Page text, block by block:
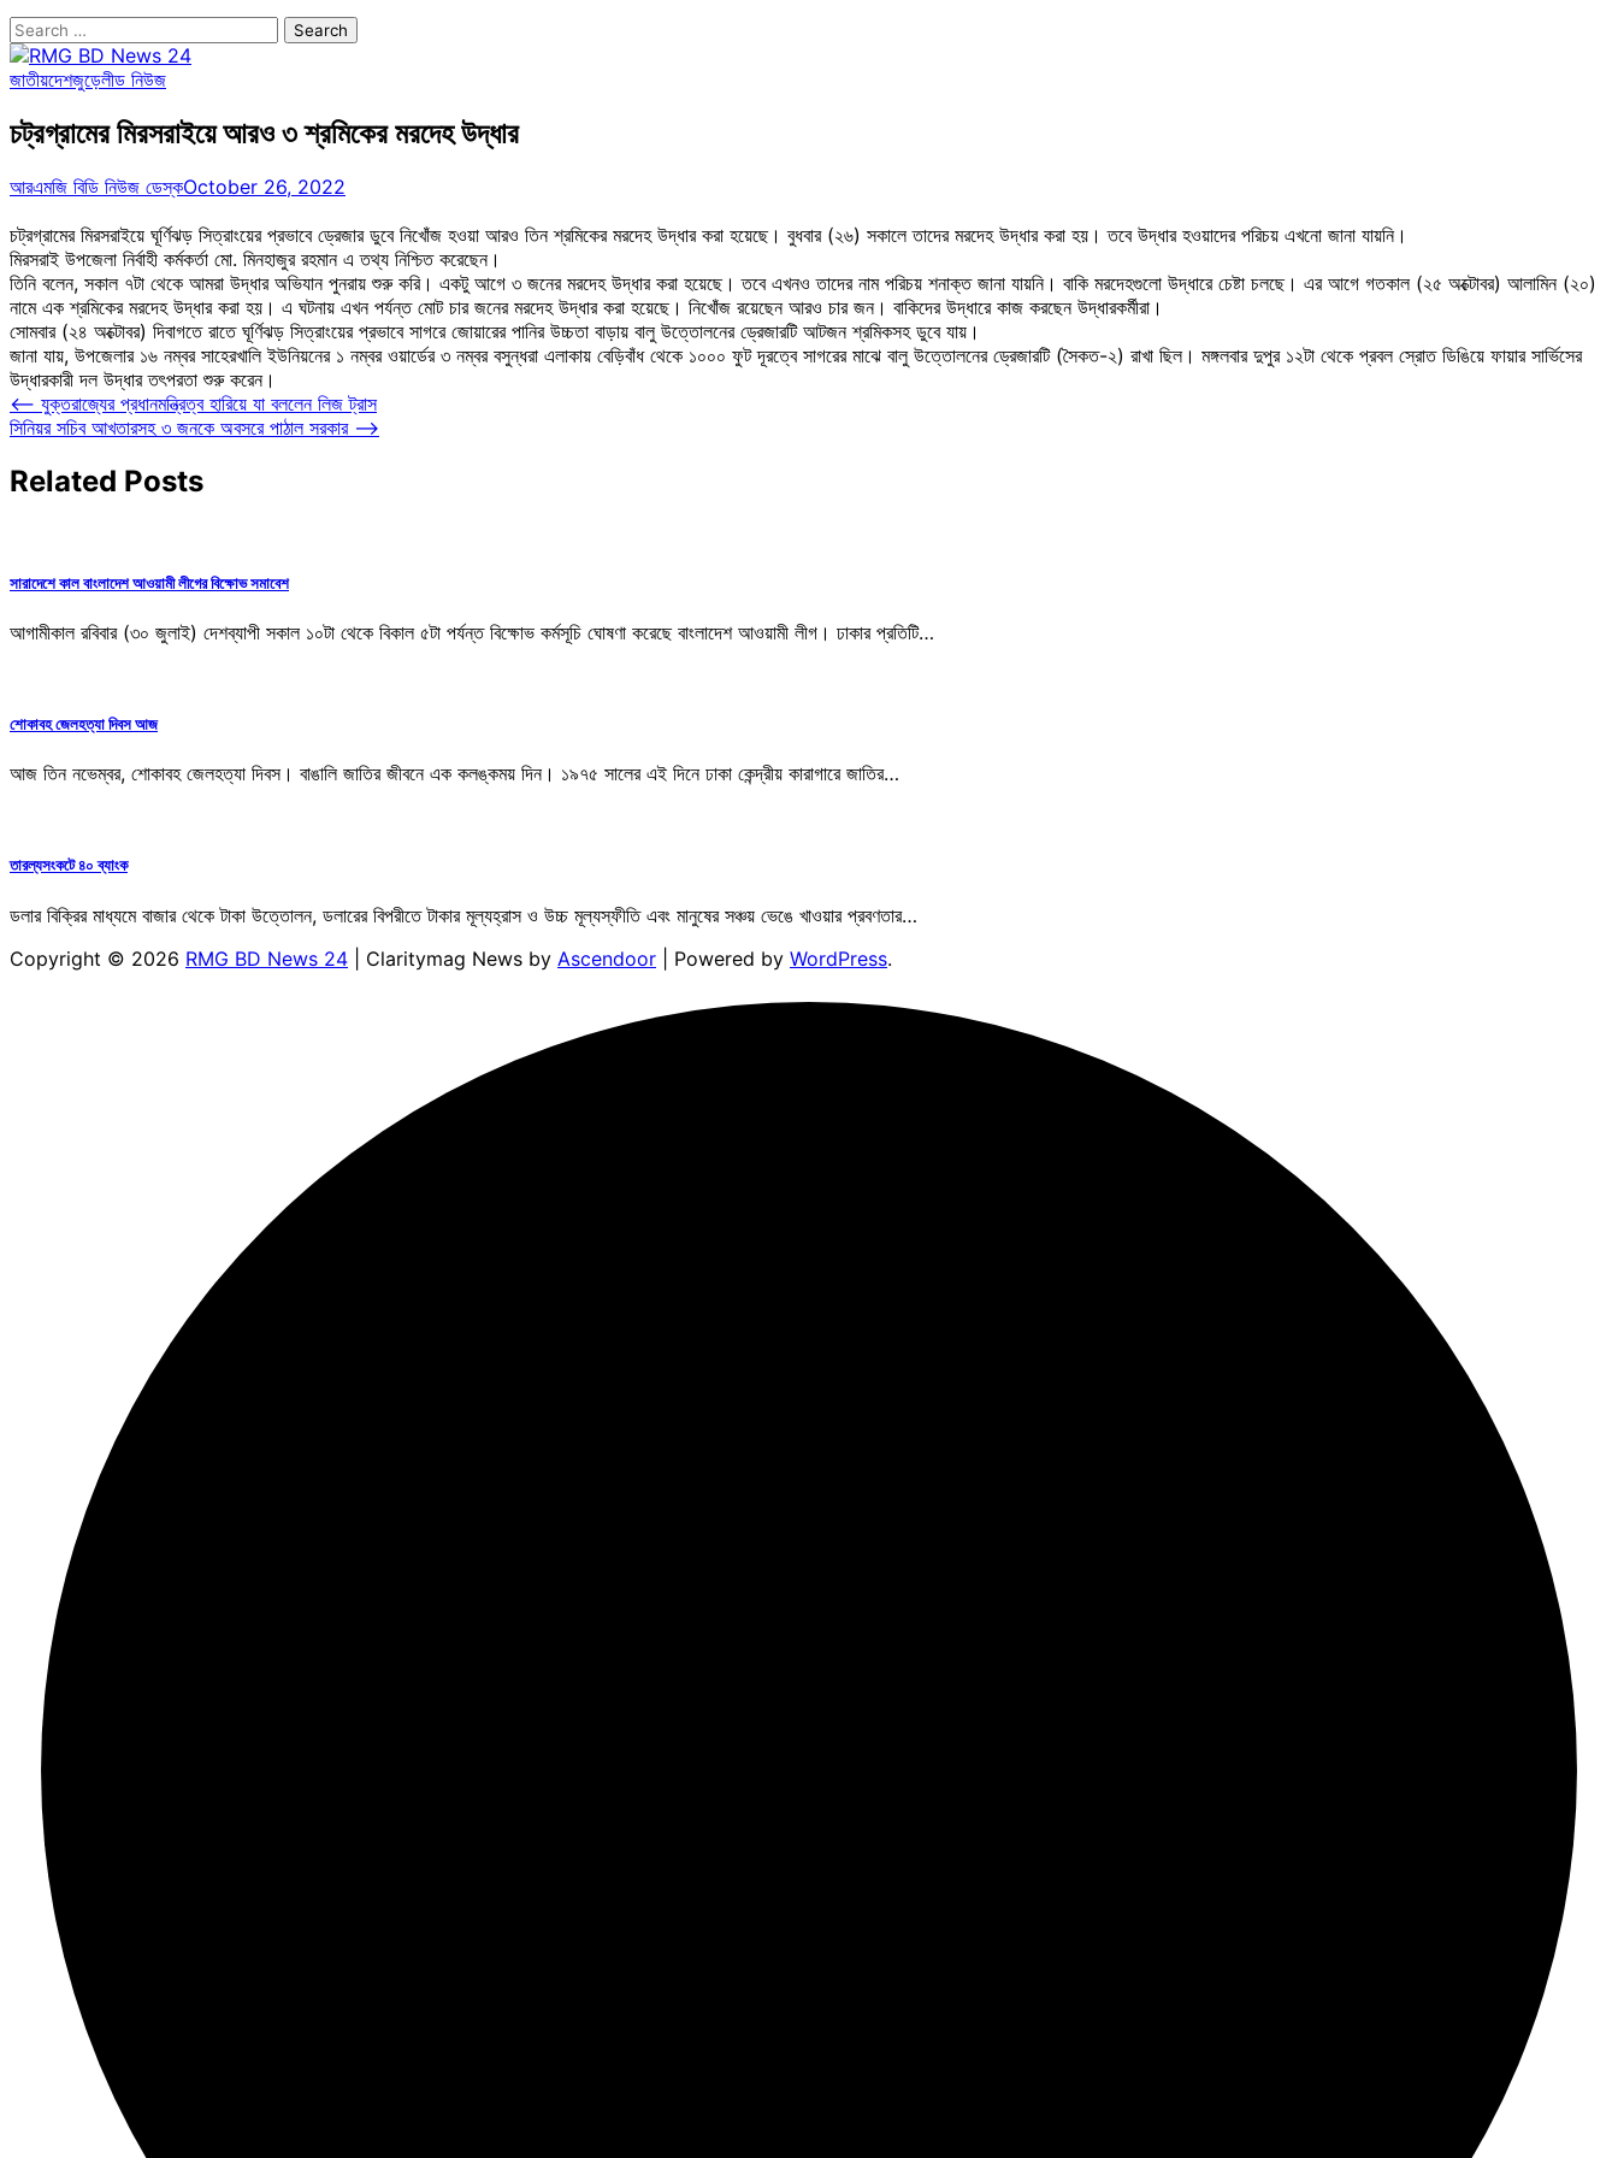
Search
for:
জাতীয়দেশজুড়েলীড নিউজ
চট্রগ্রামের মিরসরাইয়ে আরও ৩ শ্রমিকের মরদেহ উদ্ধার
আরএমজি বিডি নিউজ ডেস্কOctober 26, 2022
চট্রগ্রামের মিরসরাইয়ে ঘূর্ণিঝড় সিত্রাংয়ের প্রভাবে ড্রেজার ডুবে নিখোঁজ হওয়া আরও তিন শ্রমিকের মরদেহ উদ্ধার করা হয়েছে। বুধবার (২৬) সকালে তাদের মরদেহ উদ্ধার করা হয়। তবে উদ্ধার হওয়াদের পরিচয় এখনো জানা যায়নি।
মিরসরাই উপজেলা নির্বাহী কর্মকর্তা মো. মিনহাজুর রহমান এ তথ্য নিশ্চিত করেছেন।
তিনি বলেন, সকাল ৭টা থেকে আমরা উদ্ধার অভিযান পুনরায় শুরু করি। একটু আগে ৩ জনের মরদেহ উদ্ধার করা হয়েছে। তবে এখনও তাদের নাম পরিচয় শনাক্ত জানা যায়নি। বাকি মরদেহগুলো উদ্ধারে চেষ্টা চলছে। এর আগে গতকাল (২৫ অক্টোবর) আলামিন (২০)
নামে এক শ্রমিকের মরদেহ উদ্ধার করা হয়। এ ঘটনায় এখন পর্যন্ত মোট চার জনের মরদেহ উদ্ধার করা হয়েছে। নিখোঁজ রয়েছেন আরও চার জন। বাকিদের উদ্ধারে কাজ করছেন উদ্ধারকর্মীরা।
সোমবার (২৪ অক্টোবর) দিবাগতে রাতে ঘূর্ণিঝড় সিত্রাংয়ের প্রভাবে সাগরে জোয়ারের পানির উচ্চতা বাড়ায় বালু উত্তোলনের ড্রেজারটি আটজন শ্রমিকসহ ডুবে যায়।
জানা যায়, উপজেলার ১৬ নম্বর সাহেরখালি ইউনিয়নের ১ নম্বর ওয়ার্ডের ৩ নম্বর বসুন্ধরা এলাকায় বেড়িবাঁধ থেকে ১০০০ ফুট দূরত্বে সাগরের মাঝে বালু উত্তোলনের ড্রেজারটি (সৈকত-২) রাখা ছিল। মঙ্গলবার দুপুর ১২টা থেকে প্রবল স্রোত ডিঙিয়ে ফায়ার সার্ভিসের
উদ্ধারকারী দল উদ্ধার তৎপরতা শুরু করেন।
Post
navigation
⟵ যুক্তরাজ্যের প্রধানমন্ত্রিত্ব হারিয়ে যা বললেন লিজ ট্রাস
সিনিয়র সচিব আখতারসহ ৩ জনকে অবসরে পাঠাল সরকার ⟶
Related Posts
সারাদেশে কাল বাংলাদেশ আওয়ামী লীগের বিক্ষোভ সমাবেশ
আগামীকাল রবিবার (৩০ জুলাই) দেশব্যাপী সকাল ১০টা থেকে বিকাল ৫টা পর্যন্ত বিক্ষোভ কর্মসূচি ঘোষণা করেছে বাংলাদেশ আওয়ামী লীগ। ঢাকার প্রতিটি…
শোকাবহ জেলহত্যা দিবস আজ
আজ তিন নভেম্বর, শোকাবহ জেলহত্যা দিবস। বাঙালি জাতির জীবনে এক কলঙ্কময় দিন। ১৯৭৫ সালের এই দিনে ঢাকা কেন্দ্রীয় কারাগারে জাতির…
তারল্যসংকটে ৪০ ব্যাংক
ডলার বিক্রির মাধ্যমে বাজার থেকে টাকা উত্তোলন, ডলারের বিপরীতে টাকার মূল্যহ্রাস ও উচ্চ মূল্যস্ফীতি এবং মানুষের সঞ্চয় ভেঙে খাওয়ার প্রবণতার…
Copyright © 2026 RMG BD News 24 | Claritymag News by Ascendoor | Powered by WordPress.